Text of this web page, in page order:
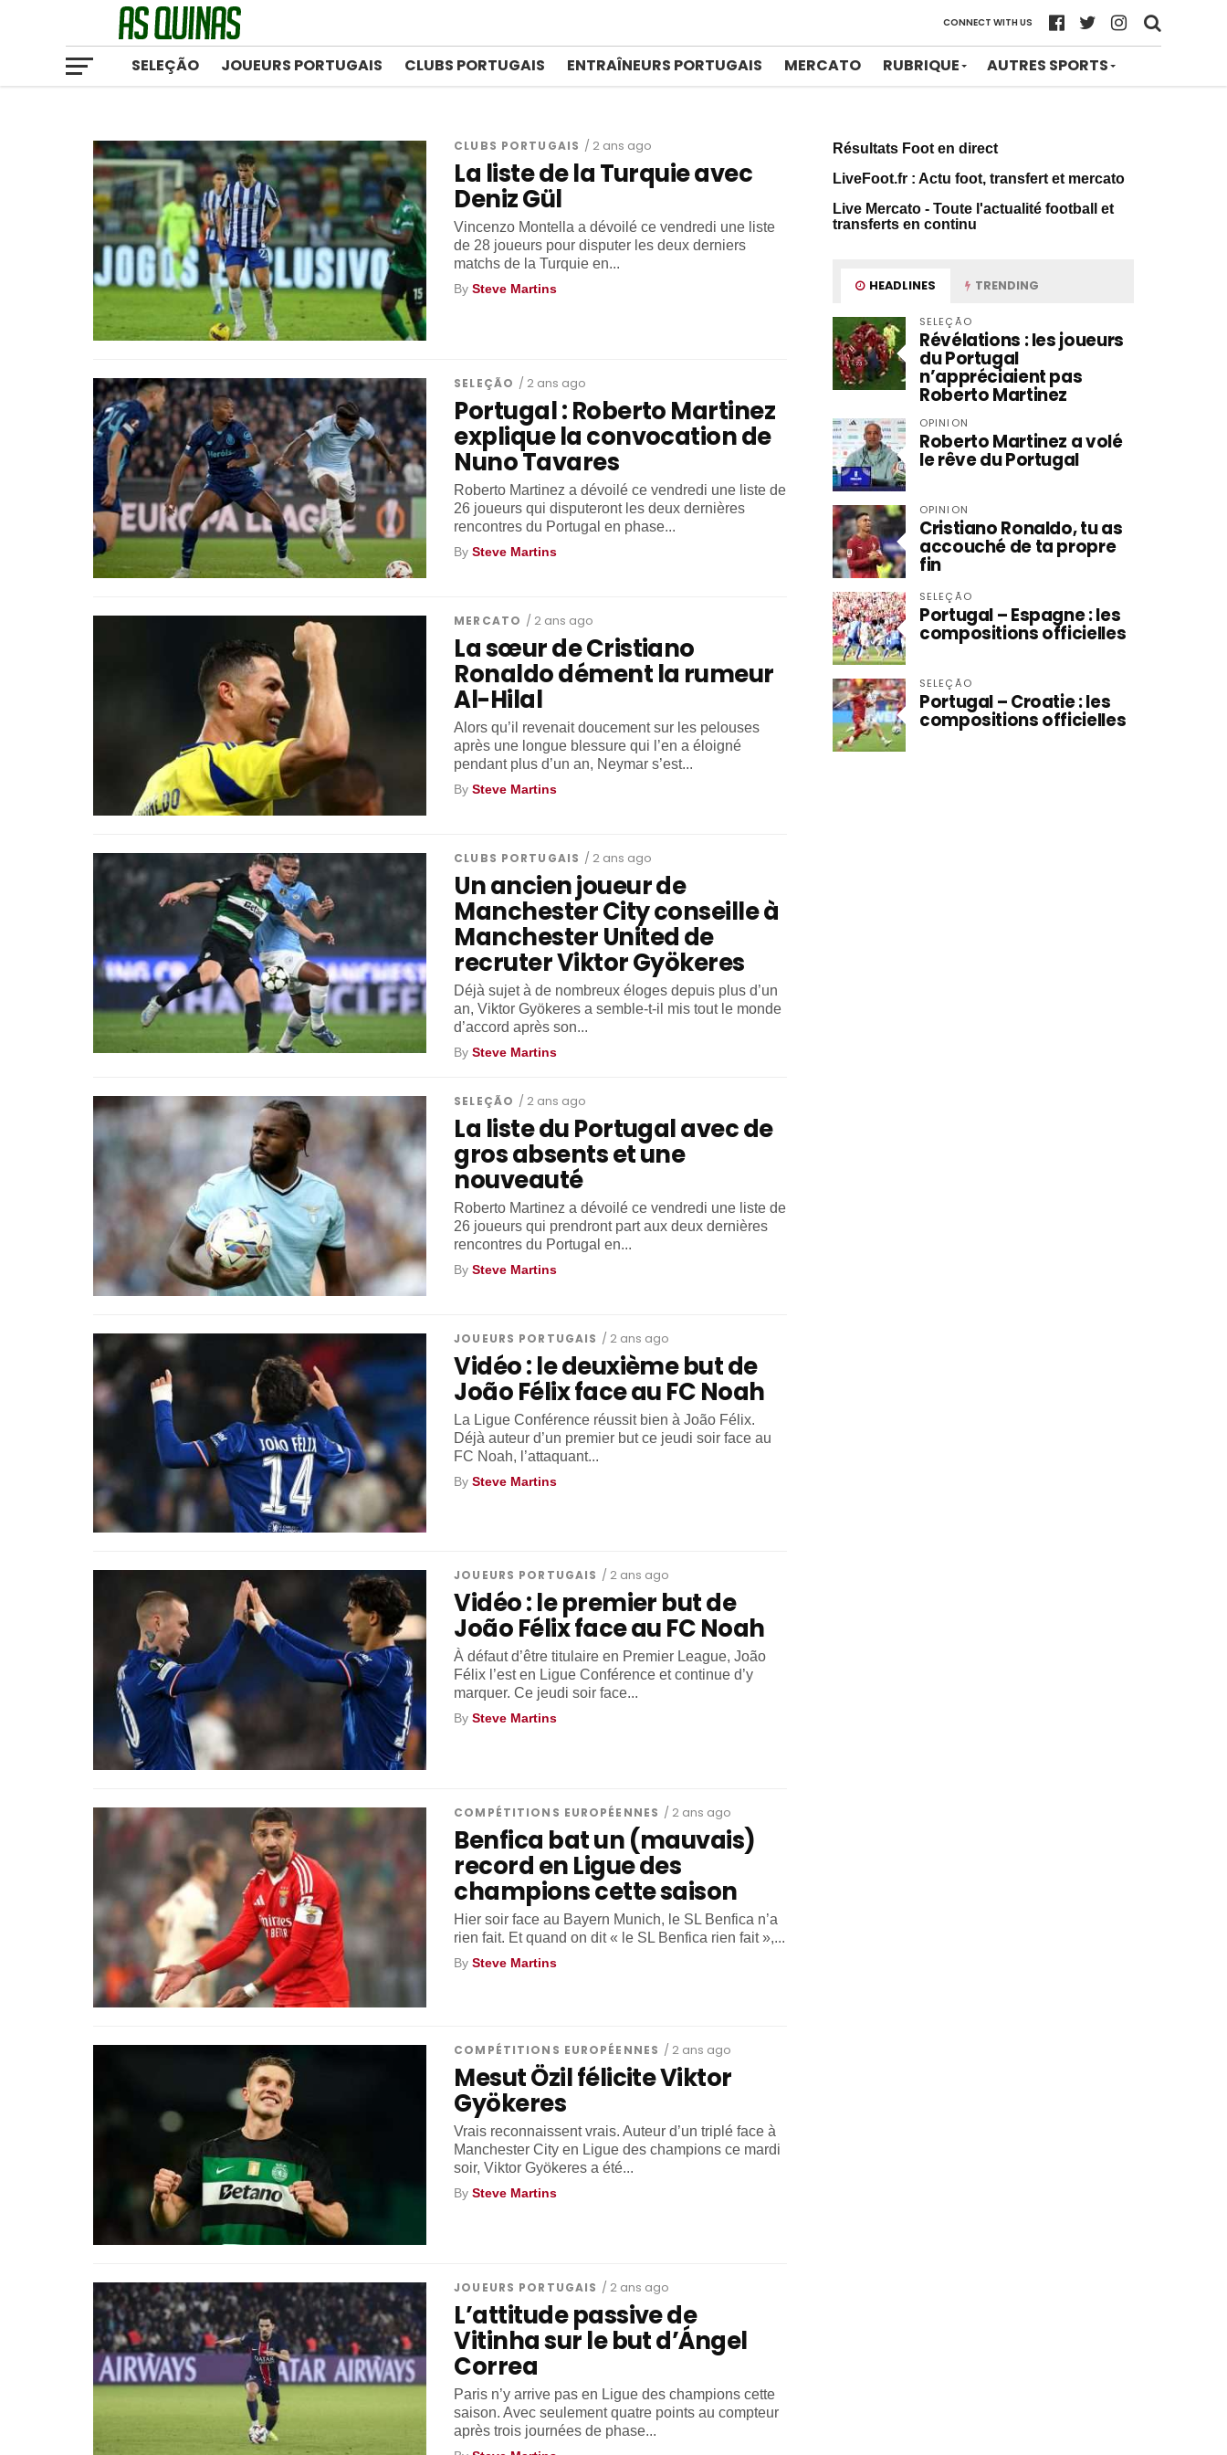
CONNECT WITH US
SELEÇÃO JOUEURS PORTUGAIS CLUBS PORTUGAIS ENTRAÎNEURS PORTUGAIS MERCATO RUBRIQUE AUTRES SPORTS
CLUBS PORTUGAIS / 2 ans ago
La liste de la Turquie avec
Deniz Gül
Vincenzo Montella a dévoilé ce vendredi une liste
de 28 joueurs pour disputer les deux derniers
matchs de la Turquie en...
BySteve Martins
SELEÇÃO / 2 ans ago
Portugal : Roberto Martinez
explique la convocation de
Nuno Tavares
Roberto Martinez a dévoilé ce vendredi une liste de
26 joueurs qui disputeront les deux dernières
rencontres du Portugal en phase...
BySteve Martins
MERCATO / 2 ans ago
La sœur de Cristiano
Ronaldo dément la rumeur
Al-Hilal
Alors qu’il revenait doucement sur les pelouses
après une longue blessure qui l’en a éloigné
pendant plus d’un an, Neymar s’est...
BySteve Martins
CLUBS PORTUGAIS / 2 ans ago
Un ancien joueur de
Manchester City conseille à
Manchester United de
recruter Viktor Gyökeres
Déjà sujet à de nombreux éloges depuis plus d’un
an, Viktor Gyökeres a semble-t-il mis tout le monde
d’accord après son...
BySteve Martins
SELEÇÃO / 2 ans ago
La liste du Portugal avec de
gros absents et une
nouveauté
Roberto Martinez a dévoilé ce vendredi une liste de
26 joueurs qui prendront part aux deux dernières
rencontres du Portugal en...
BySteve Martins
JOUEURS PORTUGAIS / 2 ans ago
Vidéo : le deuxième but de
João Félix face au FC Noah
La Ligue Conférence réussit bien à João Félix.
Déjà auteur d’un premier but ce jeudi soir face au
FC Noah, l’attaquant...
BySteve Martins
JOUEURS PORTUGAIS / 2 ans ago
Vidéo : le premier but de
João Félix face au FC Noah
À défaut d’être titulaire en Premier League, João
Félix l’est en Ligue Conférence et continue d’y
marquer. Ce jeudi soir face...
BySteve Martins
COMPÉTITIONS EUROPÉENNES / 2 ans ago
Benfica bat un (mauvais)
record en Ligue des
champions cette saison
Hier soir face au Bayern Munich, le SL Benfica n’a
rien fait. Et quand on dit « le SL Benfica rien fait »,...
BySteve Martins
COMPÉTITIONS EUROPÉENNES / 2 ans ago
Mesut Özil félicite Viktor
Gyökeres
Vrais reconnaissent vrais. Auteur d’un triplé face à
Manchester City en Ligue des champions ce mardi
soir, Viktor Gyökeres a été...
BySteve Martins
JOUEURS PORTUGAIS / 2 ans ago
L’attitude passive de
Vitinha sur le but d’Ángel
Correa
Paris n’y arrive pas en Ligue des champions cette
saison. Avec seulement quatre points au compteur
après trois journées de phase...
Résultats Foot en direct
LiveFoot.fr : Actu foot, transfert et mercato
Live Mercato - Toute l'actualité football et
transferts en continu
HEADLINES TRENDING
SELEÇÃO
Révélations : les joueurs
du Portugal
n’appréciaient pas
Roberto Martinez
OPINION
Roberto Martinez a volé
le rêve du Portugal
OPINION
Cristiano Ronaldo, tu as
accouché de ta propre
fin
SELEÇÃO
Portugal – Espagne : les
compositions officielles
SELEÇÃO
Portugal – Croatie : les
compositions officielles